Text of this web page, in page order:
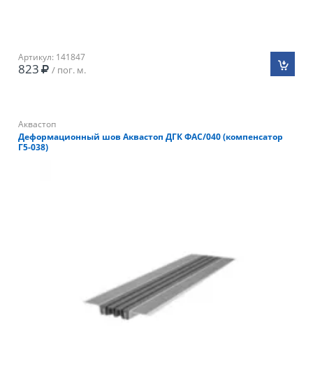
Артикул: 141847
823 / пог. м.
Аквастоп
Деформационный шов Аквастоп ДГК ФАС/040 (компенсатор
Г5-038)